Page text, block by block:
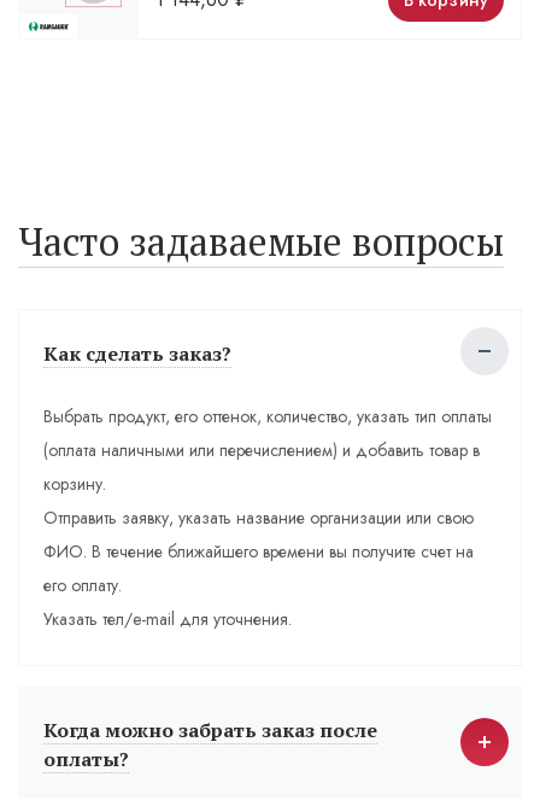
Часто задаваемые вопросы
Как сделать заказ?
Выбрать продукт, его оттенок, количество, указать тип оплаты
(оплата наличными или перечислением) и добавить товар в
корзину.
Отправить заявку, указать название организации или свою
ФИО. В течение ближайшего времени вы получите счет на
его оплату.
Указать тел/e-mail для уточнения.
Когда можно забрать заказ после
оплаты?